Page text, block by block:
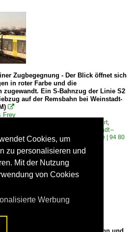
Zugbegegnung - Der Blick öffnet sich
in roter Farbe und die
zugewandt. Ein S-Bahnzug der Linie S2
auf der Remsbahn bei Weinstadt-

Frey
Regionalstadtbahnen / S-Bahn Stuttgart,
700-799 / 786 Stuttgart-Bad Cannstadt –
,Deutschland / Elektrotriebzüge | 94 80
An unserer Strecke

Cookies, um
zu personalisieren und
Mit der Nutzung
von Cookies
Werbung